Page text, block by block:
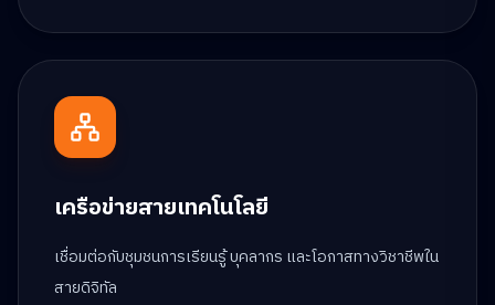
เครือข่ายสายเทคโนโลยี
เชื่อมต่อกับชุมชนการเรียนรู้ บุคลากร และโอกาสทางวิชาชีพใน
สายดิจิทัล